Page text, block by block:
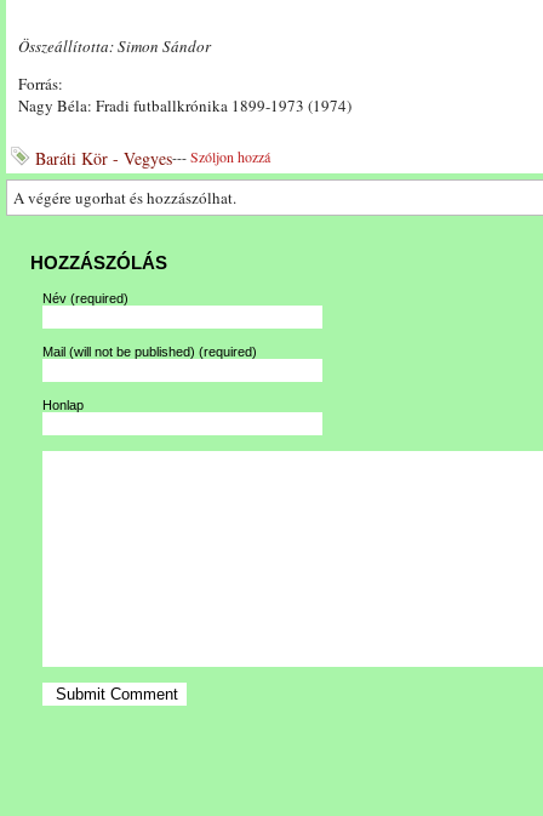
Összeállította: Simon Sándor
Forrás:
Nagy Béla: Fradi futballkrónika 1899-1973 (1974)
Baráti Kör - Vegyes---Szóljon hozzá
A végére ugorhat és hozzászólhat.
HOZZÁSZÓLÁS
Név (required)
Mail (will not be published) (required)
Honlap